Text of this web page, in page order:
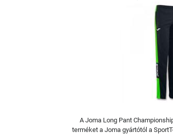
A Joma Long Pant
terméket a Joma gyártótól a